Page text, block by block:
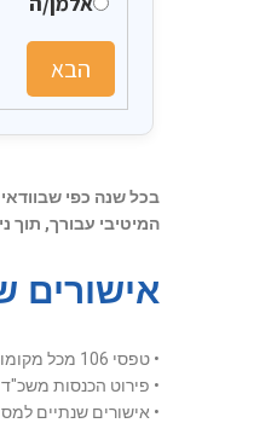
הבא
בכל שנה כפי
המיטיבי עבורך, תוך
אישורים
• טפסי 106 מכל מקומות העבודה ו/או פנסיה לשנת 2024.
• פירוט הכנסות משכ"ד לשנת 2024. או/ו מהכנסות מהשכרת נכס עסקי כגון
• אישורים שנתיים